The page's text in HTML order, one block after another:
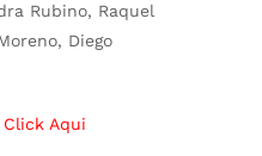
Rubino, Raquel
Diego
Click Aqui